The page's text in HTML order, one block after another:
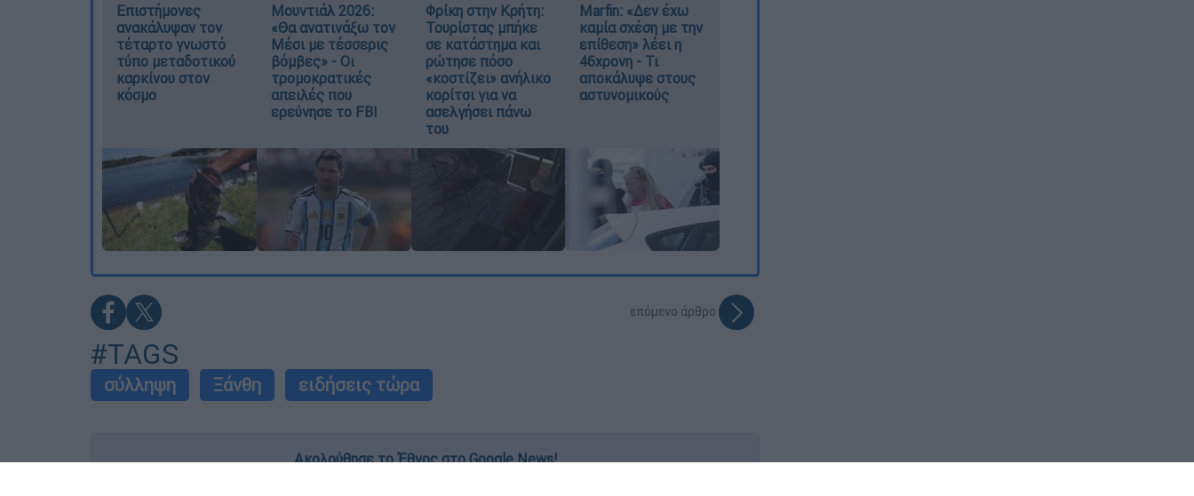
Επιστήμονες
ανακάλυψαν τον
τέταρτο γνωστό
τύπο μεταδοτικού
καρκίνου στον
κόσμο
Μουντιάλ 2026:
«Θα ανατινάξω τον
Μέσι με τέσσερις
βόμβες» - Οι
τρομοκρατικές
απειλές που
ερεύνησε το FBI
Φρίκη στην Κρήτη:
Τουρίστας μπήκε
σε κατάστημα και
ρώτησε πόσο
«κοστίζει» ανήλικο
κορίτσι για να
ασελγήσει πάνω
του
Marfin: «Δεν έχω
καμία σχέση με την
επίθεση» λέει η
46χρονη - Τι
αποκάλυψε στους
αστυνομικούς
επόμενο άρθρο
#TAGS
σύλληψη Ξάνθη ειδήσεις τώρα
Ακολούθησε το Έθνος στο Google News!